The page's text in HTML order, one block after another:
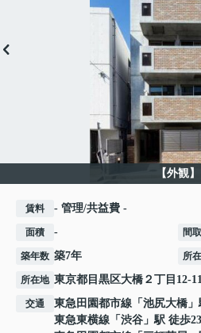
【外観】
賃料 - 管理/共益費 -
面積 - 間
築年数 築7年 所
所在地 東京都 目黒区大橋 ２丁目12-
交通 東急田園都市線 「 池尻大橋
東急東横線 「 渋谷 」駅 徒歩